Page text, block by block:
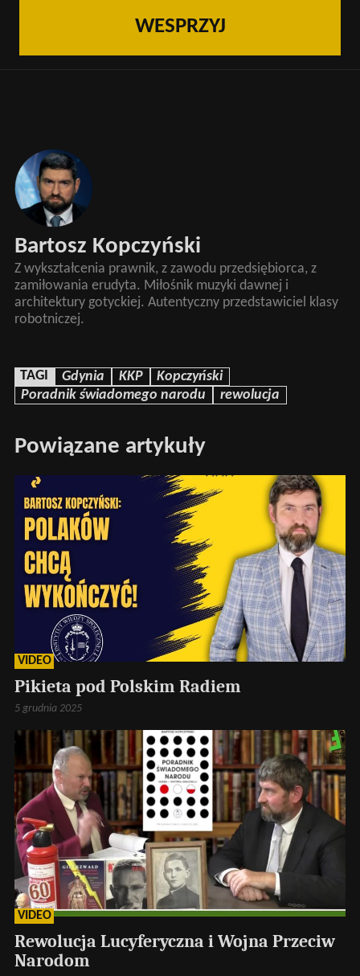
WESPRZYJ
Bartosz Kopczyński
Z wykształcenia prawnik, z zawodu przedsiębiorca, z
zamiłowania erudyta. Miłośnik muzyki dawnej i
architektury gotyckiej. Autentyczny przedstawiciel klasy
robotniczej.
TAGI Gdynia KKP
Kopczyński
Poradnik świadomego narodu
rewolucja
Powiązane artykuły
VIDEO
Pikieta pod Polskim Radiem
5 grudnia 2025
VIDEO
Rewolucja Lucyferyczna i Wojna Przeciw
Narodom